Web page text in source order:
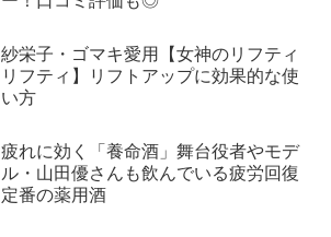
紗栄子・ゴマキ愛用【女神のリフティ
リフティ】リフトアップに効果的な使
い方
疲れに効く「養命酒」舞台役者やモデ
ル・山田優さんも飲んでいる疲労回復
定番の薬用酒